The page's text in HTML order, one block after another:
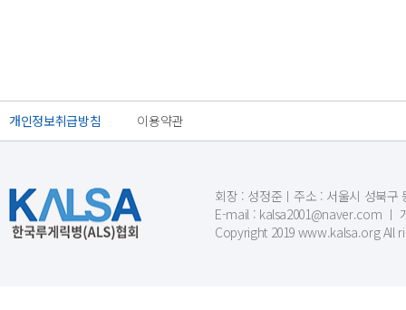
개인정보취급방침 이용약관
회장 : 성정준ㅣ주소 : 서울시 성북구
E-mail : kalsa2001@naver.com ㅣ
Copyright 2019 www.kalsa.org All